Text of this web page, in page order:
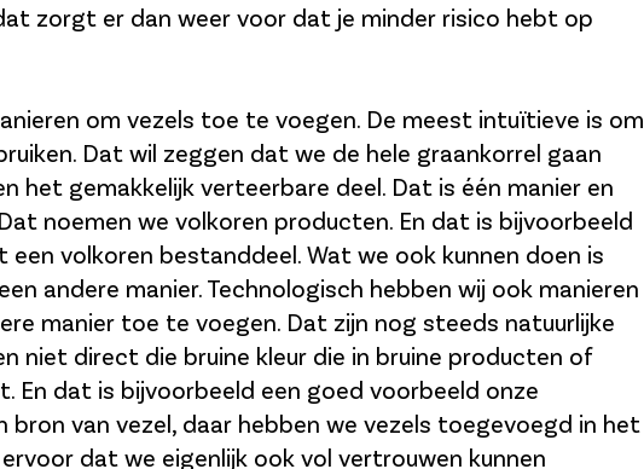
zorgt er dan weer voor dat je minder risico hebt op
om vezels toe te voegen. De meest intuïtieve is om
Dat wil zeggen dat we de hele graankorrel gaan
het gemakkelijk verteerbare deel. Dat is één manier en
noemen we volkoren producten. En dat is bijvoorbeeld
een volkoren bestanddeel. Wat we ook kunnen doen is
andere manier. Technologisch hebben wij ook manieren
manier toe te voegen. Dat zijn nog steeds natuurlijke
niet direct die bruine kleur die in bruine producten of
En dat is bijvoorbeeld een goed voorbeeld onze
bron van vezel, daar hebben we vezels toegevoegd in het
dat we eigenlijk ook vol vertrouwen kunnen